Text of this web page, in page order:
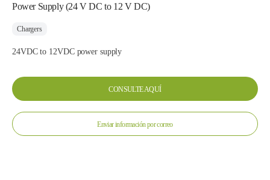
Power Supply (24 V DC to 12 V DC)
Chargers
24VDC to 12VDC power supply
CONSULTE AQUÍ
Enviar información por correo